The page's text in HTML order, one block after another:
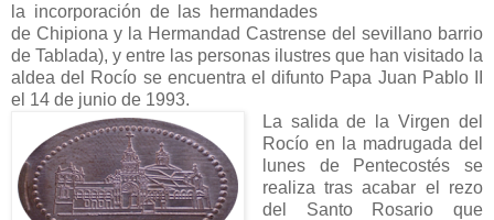
la incorporación de las hermandades
de Chipiona y la Hermandad Castrense del sevillano barrio
de Tablada), y entre las personas ilustres que han visitado la
aldea del Rocío se encuentra el difunto Papa Juan Pablo II
el 14 de junio de 1993.
La salida de la Virgen del
Rocío en la madrugada del
lunes de Pentecostés se
realiza tras acabar el rezo
del Santo Rosario que